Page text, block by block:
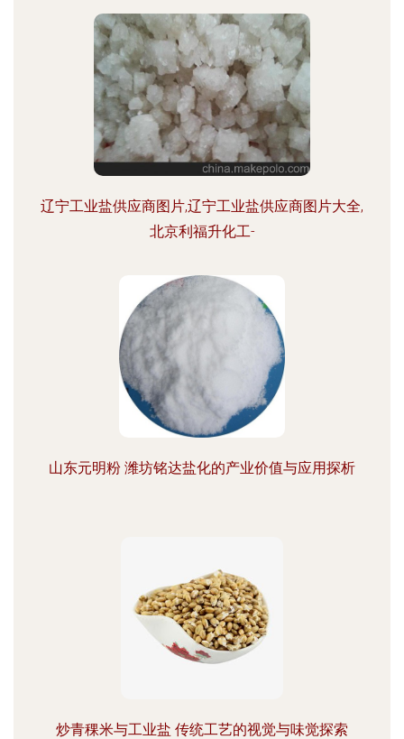
辽宁工业盐供应商图片,辽宁工业盐供应商图片大全,
北京利福升化工-
山东元明粉 潍坊铭达盐化的产业价值与应用探析
炒青稞米与工业盐 传统工艺的视觉与味觉探索